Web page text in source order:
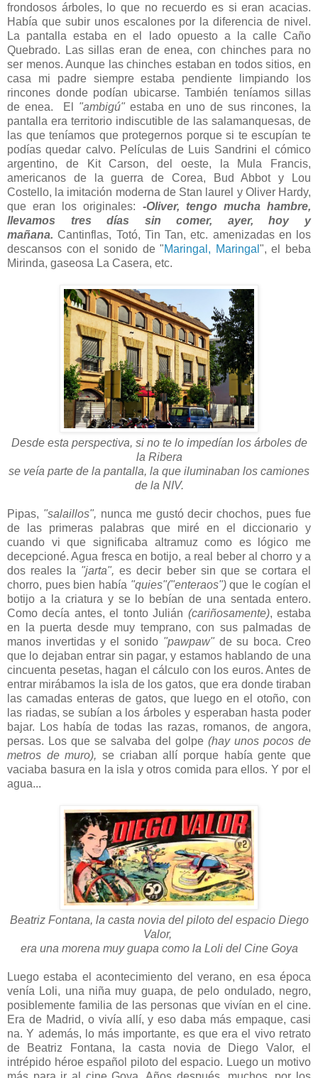
frondosos árboles, lo que no recuerdo es si eran acacias.
Había que subir unos escalones por la diferencia de nivel.
La pantalla estaba en el lado opuesto a la calle Caño
Quebrado. Las sillas eran de enea, con chinches para no
ser menos. Aunque las chinches estaban en todos sitios, en
casa mi padre siempre estaba pendiente limpiando los
rincones donde podían ubicarse. También teníamos sillas
de enea. El "ambigú"estaba en uno de sus rincones, la
pantalla era territorio indiscutible de las salamanquesas, de
las que teníamos que protegernos porque si te escupían te
podías quedar calvo. Películas de Luis Sandrini el cómico
argentino, de Kit Carson, del oeste, la Mula Francis,
americanos de la guerra de Corea, Bud Abbot y Lou
Costello, la imitación moderna de Stan laurel y Oliver Hardy,
que eran los originales: -Oliver, tengo mucha hambre,
llevamos tres días sin comer, ayer, hoy y
mañana. Cantinflas, Totó, Tin Tan, etc. amenizadas en los
descansos con el sonido de "Maringal, Maringal ", el beba
Mirinda, gaseosa La Casera, etc.
Desde esta perspectiva, si no te lo impedían los árboles de
la Ribera
se veía parte de la pantalla, la que iluminaban los camiones
de la NIV.
Pipas, "salaillos", nunca me gustó decir chochos, pues fue
de las primeras palabras que miré en el diccionario y
cuando vi que significaba altramuz como es lógico me
decepcioné. Agua fresca en botijo, a real beber al chorro y a
dos reales la "jarta",es decir beber sin que se cortara el
chorro, pues bien había "quies"("enteraos")que le cogían el
botijo a la criatura y se lo bebían de una sentada entero.
Como decía antes, el tonto Julián (cariñosamente), estaba
en la puerta desde muy temprano, con sus palmadas de
manos invertidas y el sonido "pawpaw"de su boca. Creo
que lo dejaban entrar sin pagar, y estamos hablando de una
cincuenta pesetas, hagan el cálculo con los euros. Antes de
entrar mirábamos la isla de los gatos, que era donde tiraban
las camadas enteras de gatos, que luego en el otoño, con
las riadas, se subían a los árboles y esperaban hasta poder
bajar. Los había de todas las razas, romanos, de angora,
persas. Los que se salvaba del golpe (hay unos pocos de
metros de muro), se criaban allí porque había gente que
vaciaba basura en la isla y otros comida para ellos. Y por el
agua...
Beatriz Fontana, la casta novia del piloto del espacio Diego
Valor,
era una morena muy guapa como la Loli del Cine Goya
Luego estaba el acontecimiento del verano, en esa época
venía Loli, una niña muy guapa, de pelo ondulado, negro,
posiblemente familia de las personas que vivían en el cine.
Era de Madrid, o vivía allí, y eso daba más empaque, casi
na. Y además, lo más importante, es que era el vivo retrato
de Beatriz Fontana, la casta novia de Diego Valor, el
intrépido héroe español piloto del espacio. Luego un motivo